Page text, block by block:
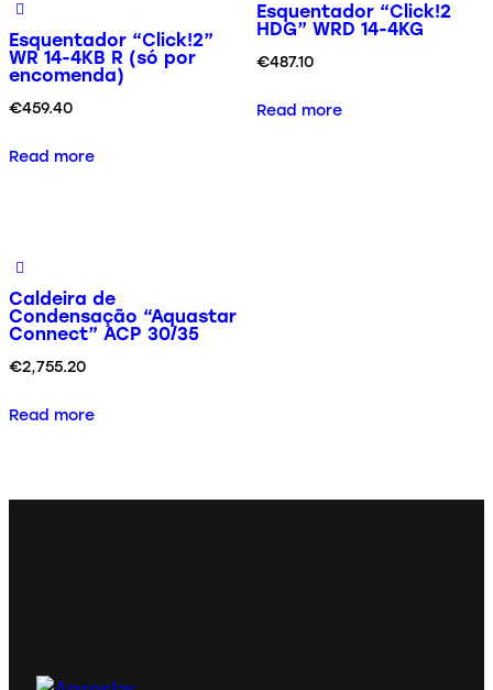
Esquentador “Click!2”
WR 14-4KB R (só por
encomenda)
€459.40
Read more
Esquentador “Click!2
HDG” WRD 14-4KG
€487.10
Read more
Caldeira de
Condensação “Aquastar
Connect” ACP 30/35
€2,755.20
Read more